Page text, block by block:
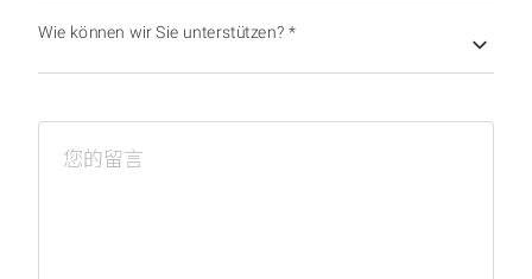
Wie können wir Sie unterstützen? *
您的留言